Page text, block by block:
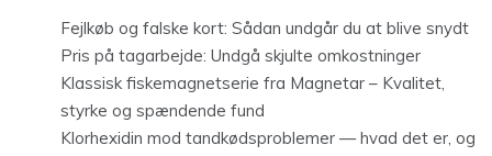
Fejlkøb og falske kort: Sådan undgår du at blive snydt
Pris på tagarbejde: Undgå skjulte omkostninger
Klassisk fiskemagnetserie fra Magnetar – Kvalitet,
styrke og spændende fund
Klorhexidin mod tandkødsproblemer — hvad det er, og